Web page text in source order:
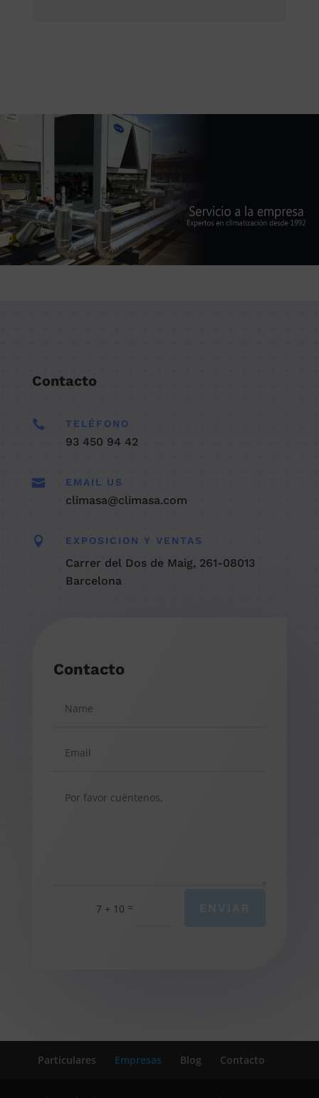
Contacto
 TELÉFONO
93 450 94 42
 EMAIL US
climasa@climasa.com
 EXPOSICION Y VENTAS
Carrer del Dos de Maig, 261-08013
Barcelona
Contacto
7 + 10 =
Particulares Empresas Blog Contacto